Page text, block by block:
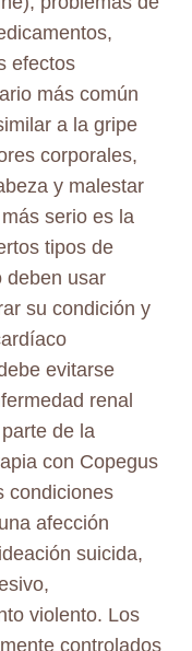
efectos
más común
a la gripe
corporales,
y malestar
serio es la
tipos de
deben usar
su condición y
evitarse
renal
de la
con Copegus
condiciones
afección
suicida,
violento. Los
controlados